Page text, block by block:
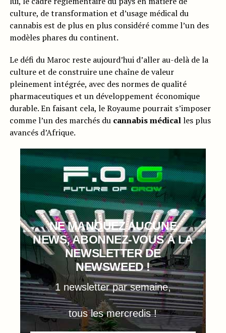
culture, de transformation et d’usage médical du
cannabis est de plus en plus considéré comme l’un des
modèles phares du continent.
Le défi du Maroc reste aujourd’hui d’aller au-delà de la
culture et de construire une chaîne de valeur
pleinement intégrée, avec des normes de qualité
pharmaceutiques et un développement économique
durable. En faisant cela, le Royaume pourrait s’imposer
comme l’un des marchés du cannabis médicalles plus
avancés d’Afrique.
NE MANQUEZ AUCUNE
NEWS, ABONNEZ-VOUS À LA
NEWSLETTER DE
NEWSWEED !
1 newsletter par semaine,
tous les mercredis !